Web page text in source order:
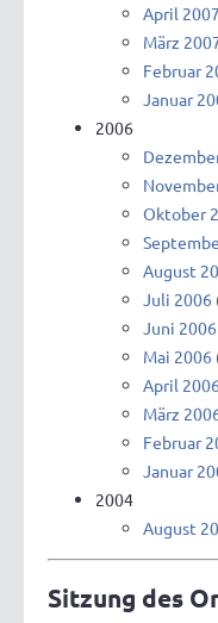
April 2007
März
Februar
Januar
2006
Oktober
August
Juli 2006
Juni 2006
Mai 2006
April 2006
März
Februar
Januar
2004
August
Sitzung des